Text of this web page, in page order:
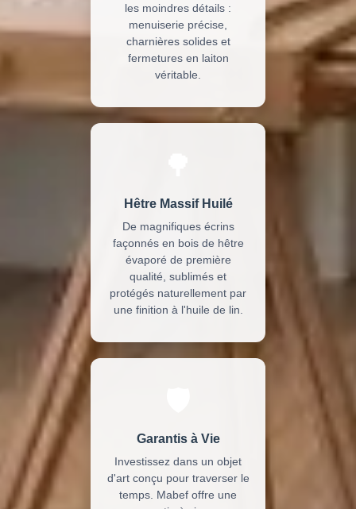
les moindres détails :
menuiserie précise,
charnières solides et
fermetures en laiton
véritable.
Hêtre Massif Huilé
De magnifiques écrins
façonnés en bois de hêtre
évaporé de première
qualité, sublimés et
protégés naturellement par
une finition à l'huile de lin.
Garantis à Vie
Investissez dans un objet
d'art conçu pour traverser le
temps. Mabef offre une